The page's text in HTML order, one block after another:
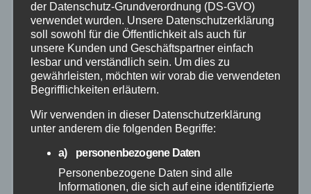
Hilfsorganisationen
Mayen-Koblenz
Neuwied
Polizei
Rettungsdienst
der Datenschutz-Grundverordnung (DS-GVO)
verwendet wurden. Unsere Datenschutzerklärung
soll sowohl für die Öffentlichkeit als auch für
unsere Kunden und Geschäftspartner einfach
lesbar und verständlich sein. Um dies zu
gewährleisten, möchten wir vorab die verwendeten
Begrifflichkeiten erläutern.
Wir verwenden in dieser Datenschutzerklärung
unter anderem die folgenden Begriffe:
a) personenbezogene Daten
Personenbezogene Daten sind alle
Informationen, die sich auf eine identifizierte